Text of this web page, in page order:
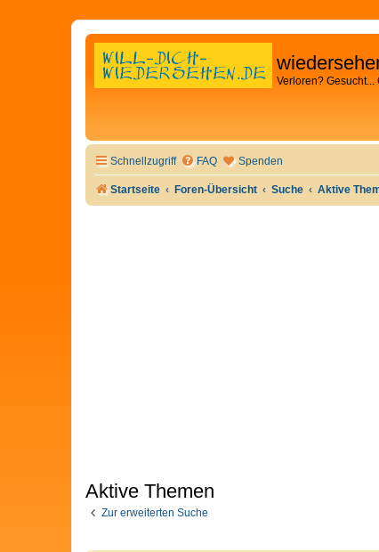
Verloren?
Schnellzugriff FAQ Spenden
Startseite Foren-Übersicht Suche Aktive
Aktive Themen
Zur erweiterten Suche